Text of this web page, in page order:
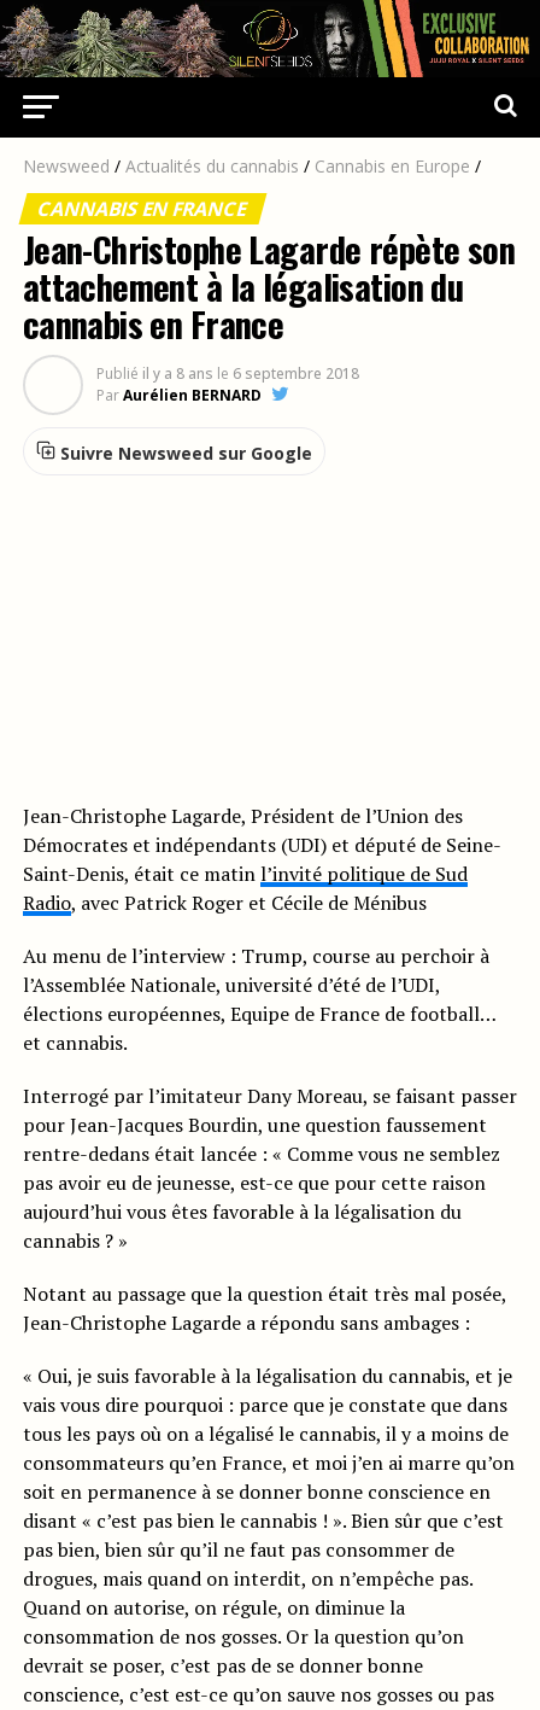
Newsweed / Actualités du cannabis / Cannabis en Europe /
CANNABIS EN FRANCE
Jean-Christophe Lagarde répète son
attachement à la légalisation du
cannabis en France
Publié il y a 8 ans le 6 septembre 2018
ParAurélien BERNARD
Suivre Newsweed sur Google
Jean-Christophe Lagarde, Président de l’Union des
Démocrates et indépendants (UDI) et député de Seine-
Saint-Denis, était ce matinl’invité politique de Sud
Radio, avec Patrick Roger et Cécile de Ménibus
Au menu de l’interview : Trump, course au perchoir à
l’Assemblée Nationale, université d’été de l’UDI,
élections européennes, Equipe de France de football…
et cannabis.
Interrogé par l’imitateur Dany Moreau, se faisant passer
pour Jean-Jacques Bourdin, une question faussement
rentre-dedans était lancée : « Comme vous ne semblez
pas avoir eu de jeunesse, est-ce que pour cette raison
aujourd’hui vous êtes favorable à la légalisation du
cannabis ? »
Notant au passage que la question était très mal posée,
Jean-Christophe Lagarde a répondu sans ambages :
« Oui, je suis favorable à la légalisation du cannabis, et je
vais vous dire pourquoi : parce que je constate que dans
tous les pays où on a légalisé le cannabis, il y a moins de
consommateurs qu’en France, et moi j’en ai marre qu’on
soit en permanence à se donner bonne conscience en
disant « c’est pas bien le cannabis ! ». Bien sûr que c’est
pas bien, bien sûr qu’il ne faut pas consommer de
drogues, mais quand on interdit, on n’empêche pas.
Quand on autorise, on régule, on diminue la
consommation de nos gosses. Or la question qu’on
devrait se poser, c’est pas de se donner bonne
conscience, c’est est-ce qu’on sauve nos gosses ou pas